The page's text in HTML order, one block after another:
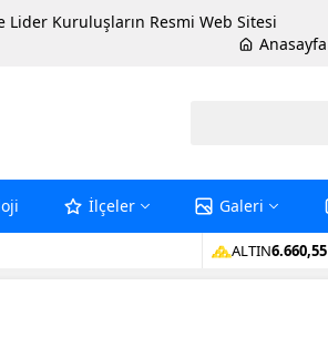
Lider Kuruluşların Resmi Web Sitesi
Anasayfa
İlçeler Galeri
ALTIN6.660,55